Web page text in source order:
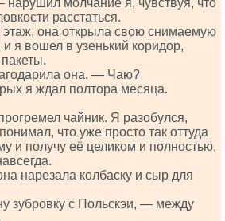
молчание я, чувствуя, что
расстаться.
она открыла свою снимаемую
я вошел в узенький коридор,
она. — Чаю?
я ждал полтора месяца.
чайник. Я разобулся,
что уже просто так оттуда
и получу её целиком и полностью,
нарезала колбаску и сыр для
зубровку с Польскэи, — между